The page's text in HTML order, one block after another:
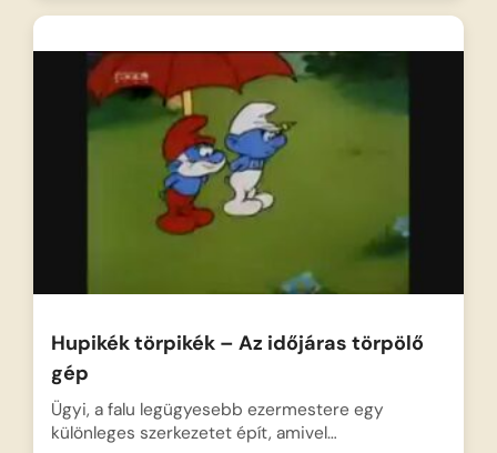
Hupikék törpikék – Az időjáras törpölő
gép
Ügyi, a falu legügyesebb ezermestere egy
különleges szerkezetet épít, amivel…